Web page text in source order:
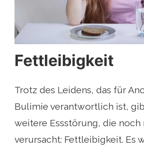
Fettleibigkeit
Trotz des Leidens, das für
Bulimie verantwortlich ist,
weitere Essstörung, die noch
verursacht: Fettleibigkeit. Es